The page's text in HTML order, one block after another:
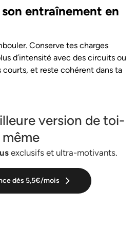
entraînement en
Conserve tes charges
d’intensité avec des circuits ou
courts, et reste cohérent dans ta
version de toi-
même
exclusifs et ultra-motivants.
dès 5,5€/mois